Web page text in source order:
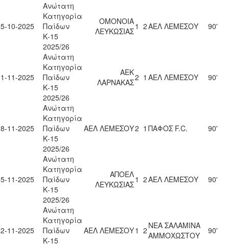
10-2025
Ανώτατη
Κατηγορία
Παίδων
Κ-15
2025/26
ΟΜΟΝΟΙΑ
ΛΕΥΚΩΣΙΑΣ1 2ΑΕΛ ΛΕΜΕΣΟΥ 90'
11-2025
Ανώτατη
Κατηγορία
Παίδων
Κ-15
2025/26
ΑΕΚ
ΛΑΡΝΑΚΑΣ2 1 ΑΕΛ ΛΕΜΕΣΟΥ 90'
11-2025
Ανώτατη
Κατηγορία
Παίδων
Κ-15
2025/26
ΑΕΛ ΛΕΜΕΣΟΥ2 1 ΠΑΦΟΣ F.C. 90'
11-2025
Ανώτατη
Κατηγορία
Παίδων
Κ-15
2025/26
ΑΠΟΕΛ
ΛΕΥΚΩΣΙΑΣ1 2ΑΕΛ ΛΕΜΕΣΟΥ 90'
11-2025
Ανώτατη
Κατηγορία
Παίδων
Κ-15
ΑΕΛ ΛΕΜΕΣΟΥ1 2 ΝΕΑ ΣΑΛΑΜΙΝΑ
ΑΜΜΟΧΩΣΤΟΥ
90'